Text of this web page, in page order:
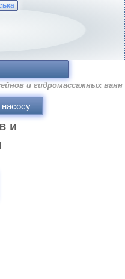
и гидромассажных ванн
и